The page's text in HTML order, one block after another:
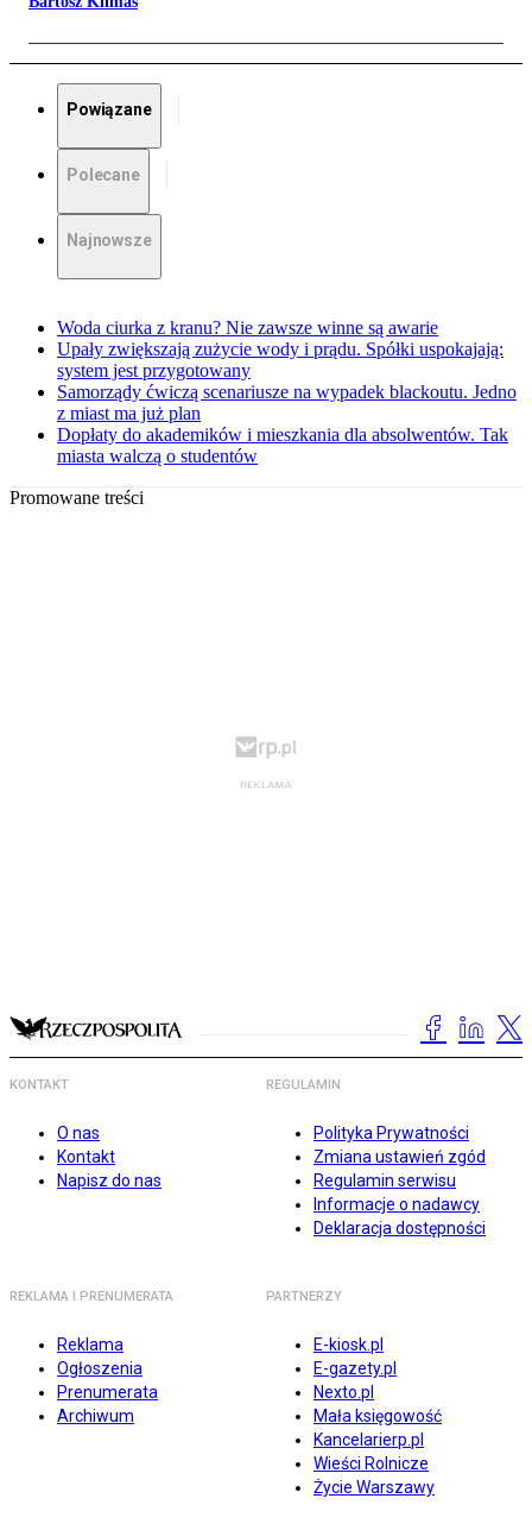
Powiązane
Polecane
Najnowsze
Woda ciurka z kranu? Nie zawsze winne są awarie
Upały zwiększają zużycie wody i prądu. Spółki uspokajają:
system jest przygotowany
Samorządy ćwiczą scenariusze na wypadek blackoutu. Jedno
z miast ma już plan
Dopłaty do akademików i mieszkania dla absolwentów. Tak
miasta walczą o studentów
Promowane treści
KONTAKT
O nas
Kontakt
Napisz do nas
REGULAMIN
Polityka Prywatności
Zmiana ustawień zgód
Regulamin serwisu
Informacje o nadawcy
Deklaracja dostępności
REKLAMA I PRENUMERATA
Reklama
Ogłoszenia
Prenumerata
Archiwum
PARTNERZY
E-kiosk.pl
E-gazety.pl
Nexto.pl
Mała księgowość
Kancelarierp.pl
Wieści Rolnicze
Życie Warszawy